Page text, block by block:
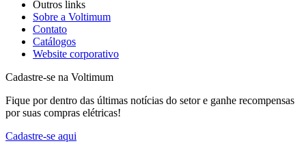
Outros links
Sobre a Voltimum
Contato
Catálogos
Website corporativo
Cadastre-se na Voltimum
Fique por dentro das últimas notícias do setor e ganhe recompensas
por suas compras elétricas!
Cadastre-se aqui